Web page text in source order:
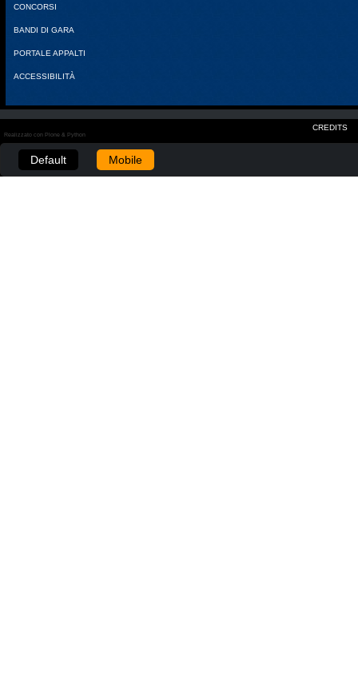
CONCORSI
BANDI DI GARA
PORTALE APPALTI
ACCESSIBILITÀ
CREDITS
Realizzato con Plone & Python
Default Mobile